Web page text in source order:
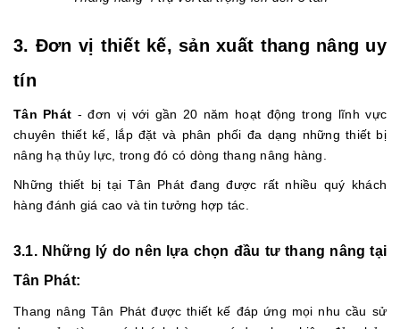
3. Đơn vị thiết kế, sản xuất thang nâng uy
tín
Tân Phát - đơn vị với gần 20 năm hoạt động trong lĩnh vực
chuyên thiết kế, lắp đặt và phân phối đa dạng những thiết bị
nâng hạ thủy lực, trong đó có dòng thang nâng hàng.
Những thiết bị tại Tân Phát đang được rất nhiều quý khách
hàng đánh giá cao và tin tưởng hợp tác.
3.1. Những lý do nên lựa chọn đầu tư thang nâng tại
Tân Phát:
Thang nâng Tân Phát được thiết kế đáp ứng mọi nhu cầu sử